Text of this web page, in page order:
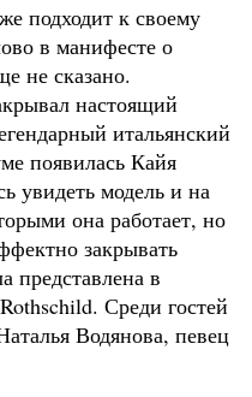
подходит к своему
в манифесте о
не сказано.
настоящий
итальянский
появилась Кайя
увидеть модель и на
она работает, но
закрывать
представлена в
Среди гостей
Водянова, певец